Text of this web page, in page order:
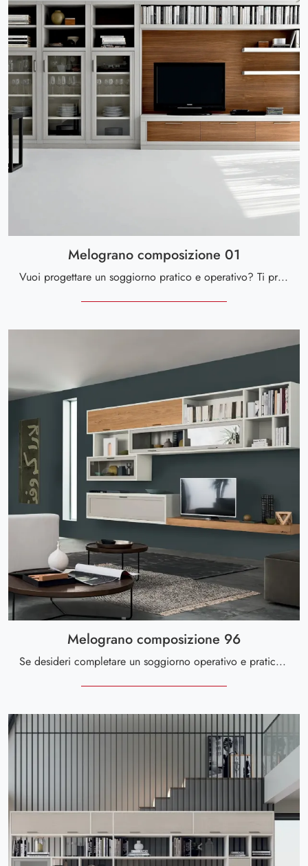
Melograno composizione 01
Vuoi progettare un soggiorno pratico e operativo? Ti presentiamo la parete attrezzata Melograno composizione 01 Le Fablier dalle forme decise moderne.
Melograno composizione 96
Se desideri completare un soggiorno operativo e pratico dalle linee moderne, ecco a te la parete attrezzata Melograno composizione 96 Le Fablier.